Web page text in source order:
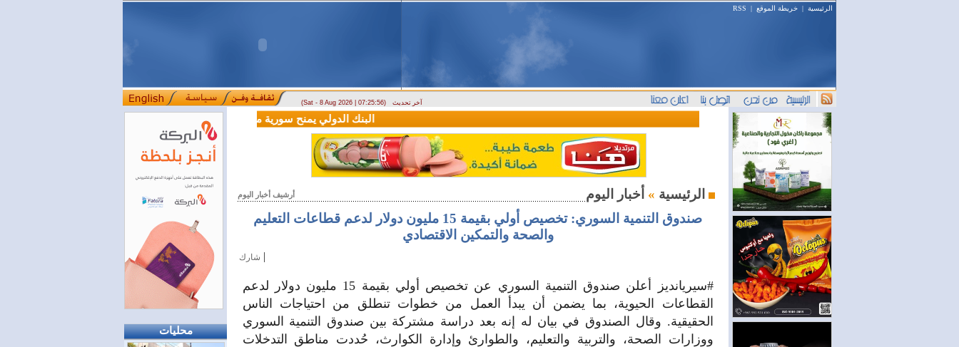
الرئيسية | خريطة الموقع |
RSS
(Sat - 8 Aug 2026 | 07:25:56) آخر تحديث
محليات
البنك الدولي يمنح سورية منحة مالية بقيمة 100 مليون دولار لدعم إصلاحات القطاع المالي
أرشيف أخبار اليوم الرئيسية »
صندوق التنمية السوري: تخصيص أولي بقيمة 15 مليون دولار لدعم قطاعات التعليم
والصحة والتمكين الاقتصادي
شارك |
#سيريانديز أعلن صندوق التنمية السوري عن تخصيص أولي بقيمة 15 مليون دولار لدعم
القطاعات الحيوية، بما يضمن أن يبدأ العمل من خطوات تنطلق من احتياجات الناس
الحقيقية. وقال الصندوق في بيان له إنه بعد دراسة مشتركة بين صندوق التنمية السوري
ووزارات الصحة، والتربية والتعليم، والطوارئ وإدارة الكوارث، حُددت مناطق التدخلات